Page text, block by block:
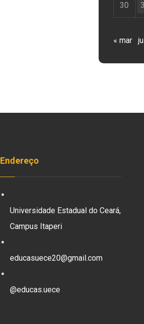
30
« mar
Endereço
Universidade Estadual do Ceará,
Campus Itaperi
educasuece20@gmail.com
@educas.uece